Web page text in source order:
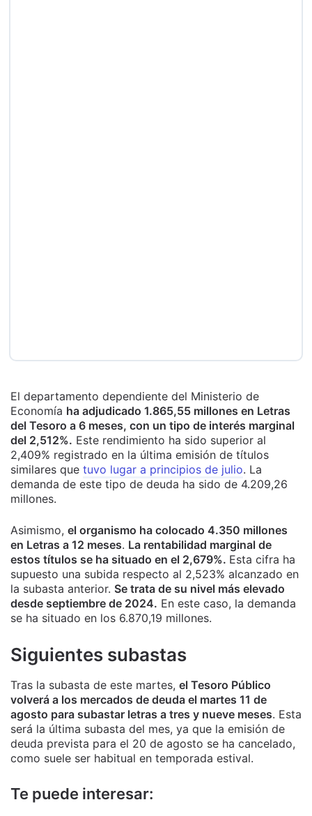
El departamento dependiente del Ministerio de
Economía ha adjudicado 1.865,55 millones en Letras
del Tesoro a 6 meses, con un tipo de interés marginal
del 2,512%. Este rendimiento ha sido superior al
2,409% registrado en la última emisión de títulos
similares que tuvo lugar a principios de julio. La
demanda de este tipo de deuda ha sido de 4.209,26
millones.
Asimismo, el organismo ha colocado 4.350 millones
en Letras a 12 meses. La rentabilidad marginal de
estos títulos se ha situado en el 2,679%. Esta cifra ha
supuesto una subida respecto al 2,523% alcanzado en
la subasta anterior. Se trata de su nivel más elevado
desde septiembre de 2024. En este caso, la demanda
se ha situado en los 6.870,19 millones.
Siguientes subastas
Tras la subasta de este martes, el Tesoro Público
volverá a los mercados de deuda el martes 11 de
agosto para subastar letras a tres y nueve meses. Esta
será la última subasta del mes, ya que la emisión de
deuda prevista para el 20 de agosto se ha cancelado,
como suele ser habitual en temporada estival.
Te puede interesar: